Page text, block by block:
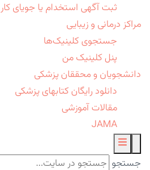
ثبت آگهی استخدام یا جویای کار
مراکز درمانی و زیبایی
جستجوی کلینیک‌ها
پنل کلینیک من
دانشجویان و محققان پزشکی
دانلود رایگان کتابهای پزشکی
مقالات آموزشی
JAMA
جستجو